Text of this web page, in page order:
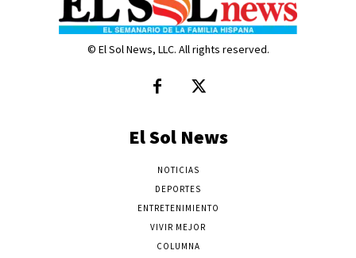
© El Sol News, LLC. All rights reserved.
El Sol News
NOTICIAS
DEPORTES
ENTRETENIMIENTO
VIVIR MEJOR
COLUMNA